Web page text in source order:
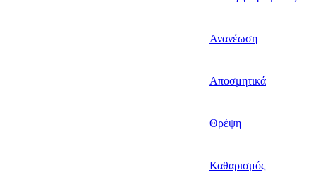
Ανανέωση
Αποσμητικά
Θρέψη
Καθαρισμός